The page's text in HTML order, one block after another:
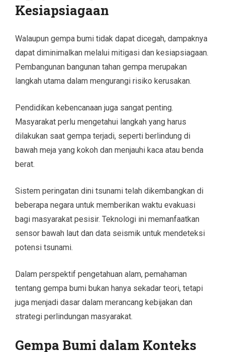
Kesiapsiagaan
Walaupun gempa bumi tidak dapat dicegah, dampaknya
dapat diminimalkan melalui mitigasi dan kesiapsiagaan.
Pembangunan bangunan tahan gempa merupakan
langkah utama dalam mengurangi risiko kerusakan.
Pendidikan kebencanaan juga sangat penting.
Masyarakat perlu mengetahui langkah yang harus
dilakukan saat gempa terjadi, seperti berlindung di
bawah meja yang kokoh dan menjauhi kaca atau benda
berat.
Sistem peringatan dini tsunami telah dikembangkan di
beberapa negara untuk memberikan waktu evakuasi
bagi masyarakat pesisir. Teknologi ini memanfaatkan
sensor bawah laut dan data seismik untuk mendeteksi
potensi tsunami.
Dalam perspektif pengetahuan alam, pemahaman
tentang gempa bumi bukan hanya sekadar teori, tetapi
juga menjadi dasar dalam merancang kebijakan dan
strategi perlindungan masyarakat.
Gempa Bumi dalam Konteks